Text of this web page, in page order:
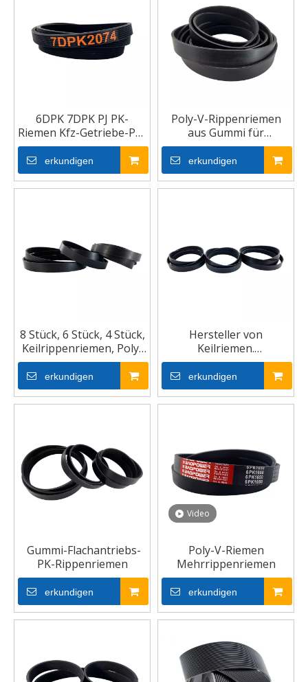
6DPK 7DPK PJ PK-
Riemen Kfz-Getriebe-PK-
Riemen für Autos V-
Rippenriemen
erkundigen
Poly-V-Rippenriemen
aus Gummi für
Automotoren
erkundigen
8 Stück, 6 Stück, 4 Stück,
Keilrippenriemen, Poly-
V-Rippen, PK-
Antriebsriemen für
Autolüfter
erkundigen
Hersteller von
Keilriemen.
Keilrippenriemen
erkundigen
Gummi-Flachantriebs-
PK-Rippenriemen
erkundigen
Video
Poly-V-Riemen
Mehrrippenriemen
erkundigen